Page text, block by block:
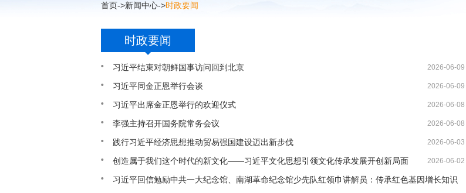
首页->新闻中心->时政要闻
时政要闻
习近平结束对朝鲜国事访问回到北京 2026-06-09
习近平同金正恩举行会谈 2026-06-09
习近平出席金正恩举行的欢迎仪式 2026-06-08
李强主持召开国务院常务会议 2026-06-08
践行习近平经济思想推动贸易强国建设迈出新步伐 2026-06-03
创造属于我们这个时代的新文化——习近平文化思想引领文化传承发展开创新局面 2026-06-02
习近平回信勉励中共一大纪念馆、南湖革命纪念馆少先队红领巾讲解员：传承红色基因增长知识